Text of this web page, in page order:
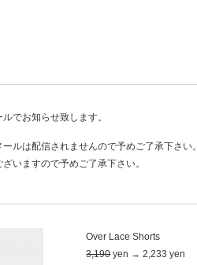
でお知らせ致します。
ルは配信されませんので予めご了承下さい。
いますので予めご了承下さい。
Over Lace Shorts
3,190yen → 2,233 yen